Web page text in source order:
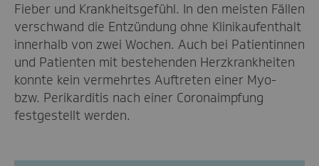
Fieber und Krankheitsgefühl. In den meisten Fällen
verschwand die Entzündung ohne Klinikaufenthalt
innerhalb von zwei Wochen. Auch bei Patientinnen
und Patienten mit bestehenden Herzkrankheiten
konnte kein vermehrtes Auftreten einer Myo-
bzw. Perikarditis nach einer Coronaimpfung
festgestellt werden.